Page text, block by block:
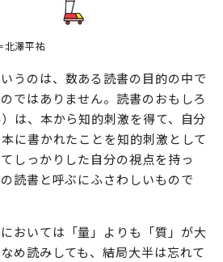
北澤平祐
うのは、数ある読書の目的の中で
ではありません。読書のおもしろ
は、本から知的刺激を得て、自分
に書かれたことを知的刺激として
しっかりした自分の視点を持っ
読書と呼ぶにふさわしいもので
おいては「量」よりも「質」が大
め読みしても、結局大半は忘れて